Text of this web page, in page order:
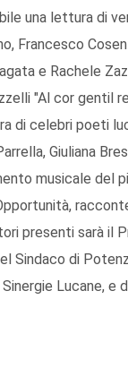
una lettura di
Francesco
e Rachele
"Al cor gentil
di celebri poeti
Giuliana
musicale del
presenti sarà il
Sindaco di
Lucane,